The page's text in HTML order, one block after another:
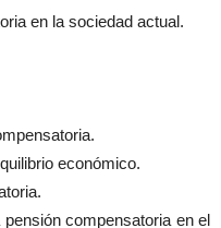
en la sociedad actual.
económico.
compensatoria en el